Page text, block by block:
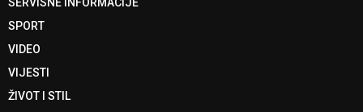
SERVISNE INFORMACIJE
SPORT
VIDEO
VIJESTI
ŽIVOT I STIL